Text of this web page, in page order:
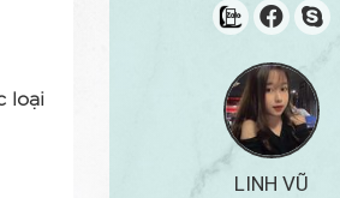
loại
Báo Giá Kẹp File
Mẫu Hộp Giấy
Mẫu Kẹp File
LINH VŨ